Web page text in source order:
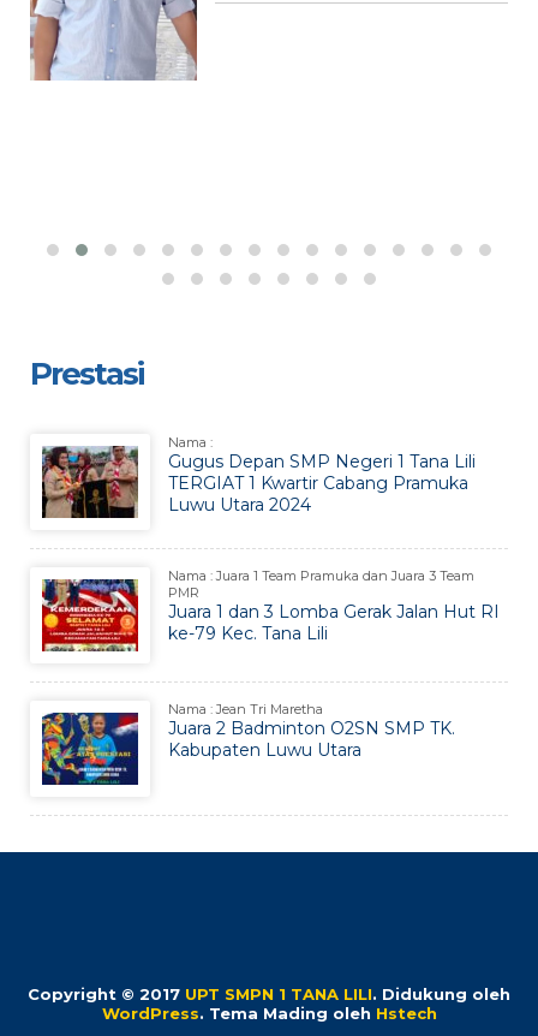
Prestasi
Nama :
Gugus Depan SMP Negeri 1 Tana Lili
TERGIAT 1 Kwartir Cabang Pramuka
Luwu Utara 2024
Nama : Juara 1 Team Pramuka dan Juara 3 Team
PMR
Juara 1 dan 3 Lomba Gerak Jalan Hut RI
ke-79 Kec. Tana Lili
Nama : Jean Tri Maretha
Juara 2 Badminton O2SN SMP TK.
Kabupaten Luwu Utara
Copyright © 2017 UPT SMPN 1 TANA LILI. Didukung oleh
WordPress. Tema Mading oleh Hstech